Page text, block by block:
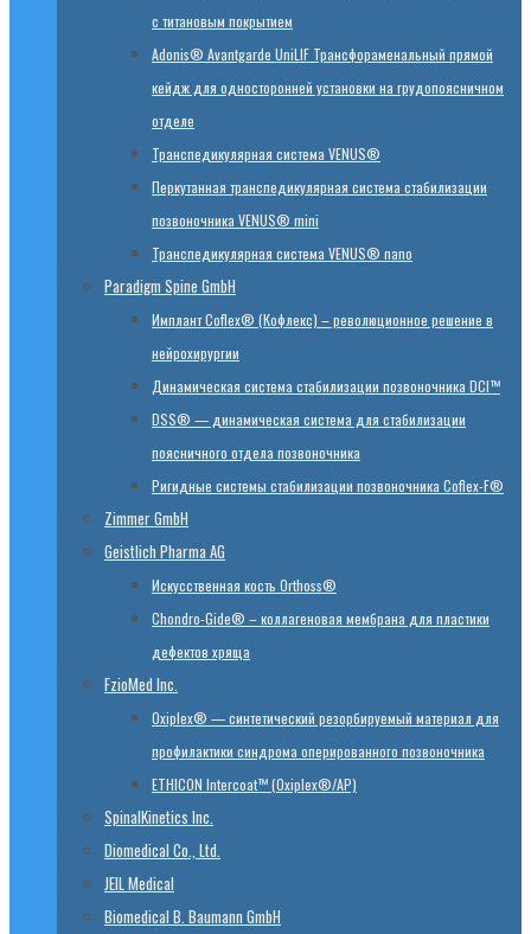
с титановым покрытием
Adonis® Avantgarde UniLIF Трансфораменальный прямой
кейдж для односторонней установки на грудопоясничном
отделе
Транспедикулярная система VENUS®
Перкутанная транспедикулярная система стабилизации
позвоночника VENUS® mini
Транспедикулярная система VENUS® nano
Paradigm Spine GmbH
Имплант Coflex® (Кофлекс) – революционное решение в
нейрохирургии
Динамическая система стабилизации позвоночника DCI™
DSS® — динамическая система для стабилизации
поясничного отдела позвоночника
Ригидные системы стабилизации позвоночника Coflex-F®
Zimmer GmbH
Geistlich Pharma AG
Искусственная кость Orthoss®
Chondro-Gide® – коллагеновая мембрана для пластики
дефектов хряща
FzioMed Inc.
Oxiplex® — синтетический резорбируемый материал для
профилактики синдрома оперированного позвоночника
ETHICON Intercoat™ (Oxiplex®/AP)
SpinalKinetics Inc.
Diomedical Co., Ltd.
JEIL Medical
Biomedical B. Baumann GmbH